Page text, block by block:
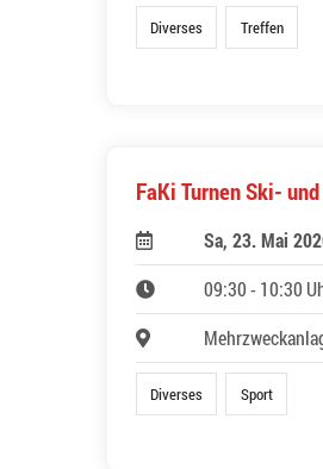
Diverses Treffen
FaKi Turnen Ski-
Sa, 23. Mai
09:30 - 10:30
Diverses Sport